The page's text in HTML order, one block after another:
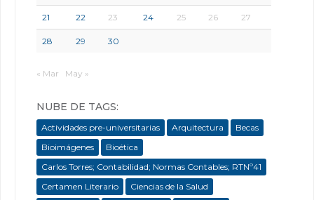
21 22 23 24 25 26 27
28 29 30
« Mar May »
NUBE DE TAGS:
Actividades pre-universitarias Arquitectura
Becas
Bioimágenes
Bioética
Carlos Torres; Contabilidad; Normas Contables; RTNº41
Certamen Literario
Ciencias de la Salud